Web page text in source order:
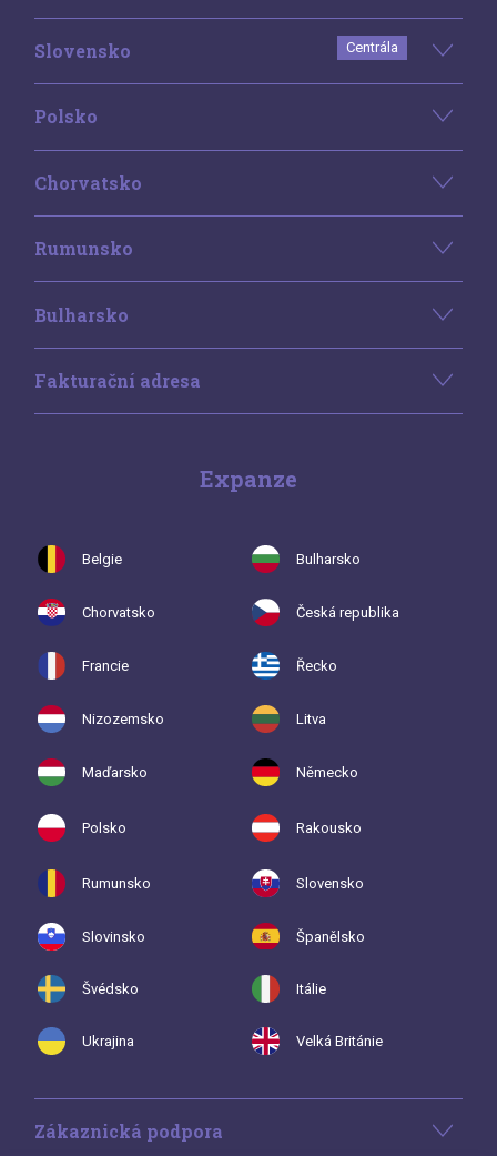
Slovensko Centrála
Polsko
Chorvatsko
Rumunsko
Bulharsko
Fakturační adresa
Expanze
Belgie Bulharsko
Chorvatsko Česká republika
Francie Řecko
Nizozemsko Litva
Maďarsko Německo
Polsko Rakousko
Rumunsko Slovensko
Slovinsko Španělsko
Švédsko Itálie
Ukrajina Velká Británie
Zákaznická podpora